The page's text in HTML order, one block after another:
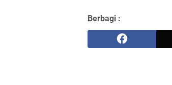
Berbagi :